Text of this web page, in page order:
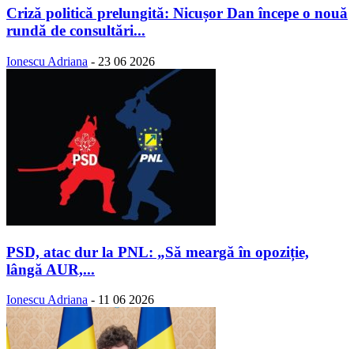
Criză politică prelungită: Nicușor Dan începe o nouă
rundă de consultări...
Ionescu Adriana - 23 06 2026
PSD, atac dur la PNL: „Să meargă în opoziție,
lângă AUR,...
Ionescu Adriana - 11 06 2026